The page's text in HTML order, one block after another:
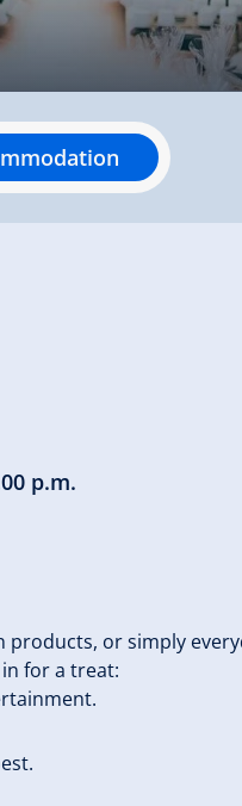
p.m.
or simply
for a treat: